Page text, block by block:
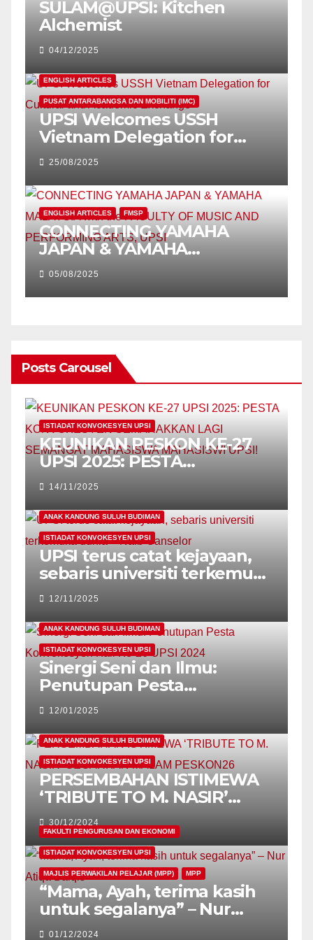
SULAM@UPSI: Kitchen
Alchemist
04/12/2025
ENGLISH ARTICLES
PUSAT ANTARABANGSA DAN MOBILITI (IMC)
UPSI Welcomes USSH
Vietnam Delegation for
Cultural and Academic
Exchange
25/08/2025
ENGLISH ARTICLES FMSP
CONNECTING YAMAHA
JAPAN & YAMAHA
MALAYSIA with the FACULTY
OF MUSIC AND
PERFORMING ARTS, UPSI
05/08/2025
Posts Carousel
ISTIADAT KONVOKESYEN UPSI
KEUNIKAN PESKON KE-27
UPSI 2025: PESTA
KONVOKESYEN
SEMARAKKAN LAGI
SEMANGAT MAHASISWA
MAHASISWI UPSI!
14/11/2025
ANAK KANDUNG SULUH BUDIMAN
ISTIADAT KONVOKESYEN UPSI
UPSI terus catat kejayaan,
sebaris universiti terkemuka
dunia – Naib Canselor
12/11/2025
ANAK KANDUNG SULUH BUDIMAN
ISTIADAT KONVOKESYEN UPSI
Sinergi Seni dan Ilmu:
Penutupan Pesta
Konvokesyen Kali Ke-26
UPSI 2024
12/01/2025
ANAK KANDUNG SULUH BUDIMAN
ISTIADAT KONVOKESYEN UPSI
PERSEMBAHAN ISTIMEWA
‘TRIBUTE TO M. NASIR’
GEGARKAN MALAM
PESKON26
30/12/2024
FAKULTI PENGURUSAN DAN EKONOMI
ISTIADAT KONVOKESYEN UPSI
MAJLIS PERWAKILAN PELAJAR (MPP) MPP
“Mama, Ayah, terima kasih
untuk segalanya” – Nur
Atiqa Balqis
01/12/2024